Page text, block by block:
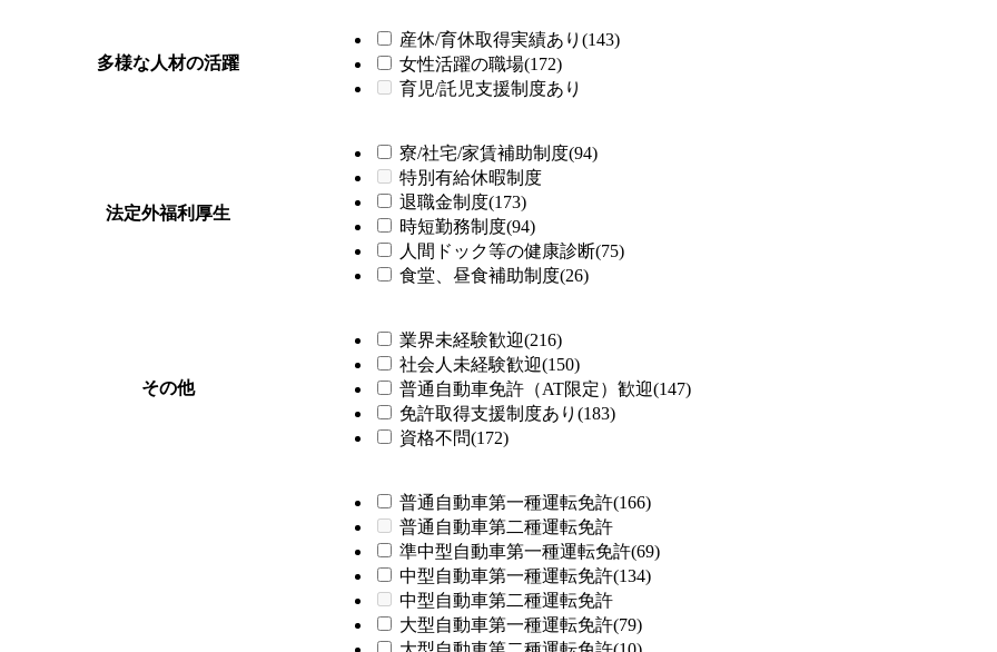
多様な人材の活躍
産休/育休取得実績あり(143)
女性活躍の職場(172)
育児/託児支援制度あり
法定外福利厚生
寮/社宅/家賃補助制度(94)
特別有給休暇制度
退職金制度(173)
時短勤務制度(94)
人間ドック等の健康診断(75)
食堂、昼食補助制度(26)
その他
業界未経験歓迎(216)
社会人未経験歓迎(150)
普通自動車免許（AT限定）歓迎(147)
免許取得支援制度あり(183)
資格不問(172)
普通自動車第一種運転免許(166)
普通自動車第二種運転免許
準中型自動車第一種運転免許(69)
中型自動車第一種運転免許(134)
中型自動車第二種運転免許
大型自動車第一種運転免許(79)